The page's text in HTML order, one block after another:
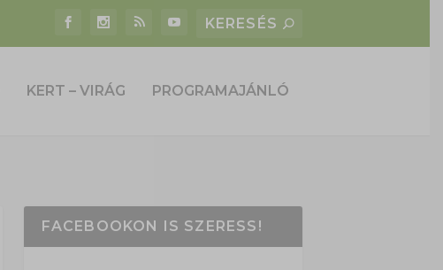
KERT – VIRÁG PROGRAMAJÁNLÓ
FACEBOOKON IS SZERESS!